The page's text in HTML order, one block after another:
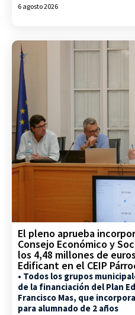
6 agosto 2026
El pleno aprueba
Consejo Económico y
los 4,48 millones de
Edificant en el CEIP
• Todos los grupos
de la financiación del Plan
Francisco Mas, que
para alumnado de 2 años